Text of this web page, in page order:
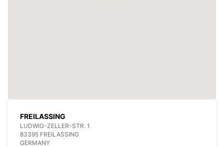
FREILASSING
LUDWIG-ZELLER-STR. 1
83395 FREILASSING
GERMANY